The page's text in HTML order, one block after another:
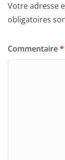
Votre adresse
obligatoires
Commentaire*